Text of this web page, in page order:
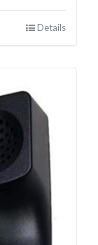
Details